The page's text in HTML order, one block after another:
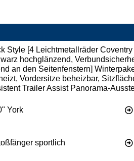
Style [4 Leichtmetallräder
hochglänzend,
an den Seitenfenstern]
Vordersitze beheizbar,
Trailer Assist Panorama-
York
sportlich